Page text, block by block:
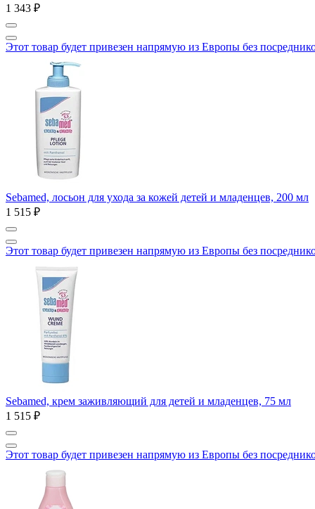
1 343 ₽
Этот товар будет привезен напрямую из Европы без
Sebamed, лосьон для ухода за кожей детей и младенцев, 200 мл
1 515 ₽
Этот товар будет привезен напрямую из Европы без
Sebamed, крем заживляющий для детей и младенцев, 75 мл
1 515 ₽
Этот товар будет привезен напрямую из Европы без